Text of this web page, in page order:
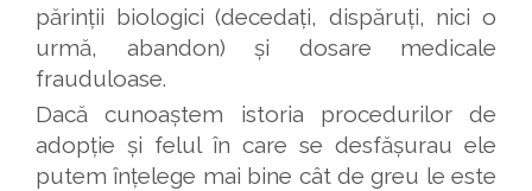
părinții biologici (decedați, dispăruți, nici o
urmă, abandon) și dosare medicale
frauduloase.
Dacă cunoaștem istoria procedurilor de
adopție și felul în care se desfășurau ele
putem înțelege mai bine cât de greu le este